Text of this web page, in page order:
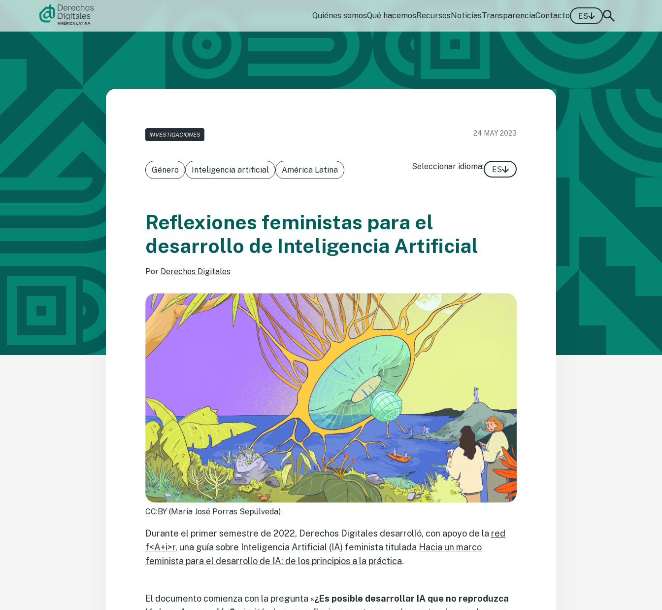
contenido
Quiénes somosQué hacemosRecursosNoticiasTransparenciaContacto ES
INVESTIGACIONES 24 MAY 2023
Género Inteligencia artificial América Latina Seleccionar idioma: ES
Reflexiones feministas para el
desarrollo de Inteligencia Artificial
Por Derechos Digitales
CC:BY (Maria José Porras Sepúlveda)
Durante el primer semestre de 2022, Derechos Digitales desarrolló, con apoyo de la red
f<A+i>r, una guía sobre Inteligencia Artificial (IA) feminista titulada Hacia un marco
feminista para el desarrollo de IA: de los principios a la práctica.
El documento comienza con la pregunta «¿Es posible desarrollar IA que no reproduzca